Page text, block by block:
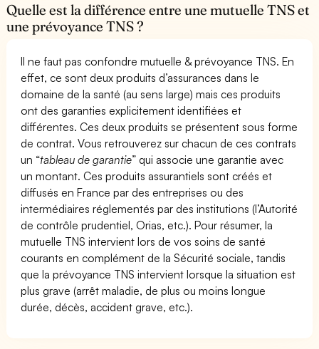
Quelle est la différence entre une mutuelle TNS et
une prévoyance TNS ?
Il ne faut pas confondre mutuelle & prévoyance TNS. En
effet, ce sont deux produits d’assurances dans le
domaine de la santé (au sens large) mais ces produits
ont des garanties explicitement identifiées et
différentes. Ces deux produits se présentent sous forme
de contrat. Vous retrouverez sur chacun de ces contrats
un “tableau de garantie” qui associe une garantie avec
un montant. Ces produits assurantiels sont créés et
diffusés en France par des entreprises ou des
intermédiaires réglementés par des institutions (l’Autorité
de contrôle prudentiel, Orias, etc.). Pour résumer, la
mutuelle TNS intervient lors de vos soins de santé
courants en complément de la Sécurité sociale, tandis
que la prévoyance TNS intervient lorsque la situation est
plus grave (arrêt maladie, de plus ou moins longue
durée, décès, accident grave, etc.).